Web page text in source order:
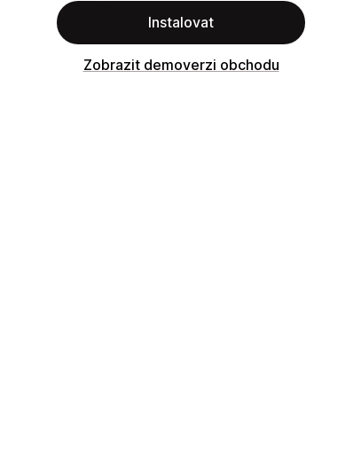
Instalovat
Zobrazit demoverzi obchodu